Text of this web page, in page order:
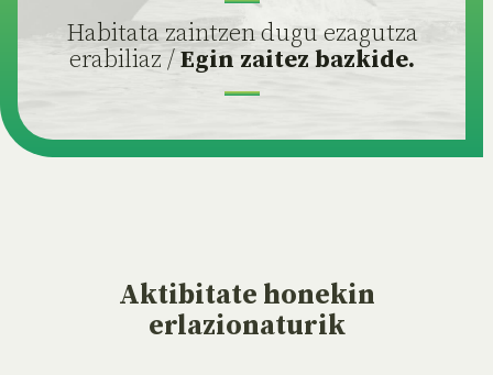
Habitata zaintzen dugu ezagutza
erabiliaz /Egin zaitez bazkide.
Aktibitate honekin
erlazionaturik